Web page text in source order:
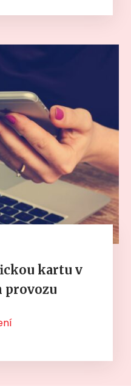
kartu v
provozu